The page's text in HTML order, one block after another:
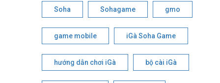
Soha Sohagame gmo
game mobile iGà Soha Game
hướng dẫn chơi iGà bộ cài iGà